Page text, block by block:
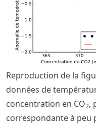
Reproduction de la
données de
concentration en CO2,
correspondante à peu